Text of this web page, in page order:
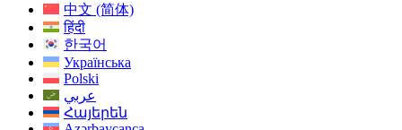
中文 (简体)
हिंदी
한국어
Українська
Polski
عربي
Հայերեն